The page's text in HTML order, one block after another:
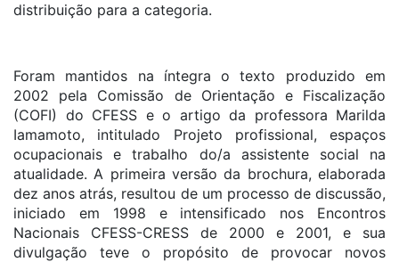
distribuição para a categoria.
Foram mantidos na íntegra o texto produzido em
2002 pela Comissão de Orientação e Fiscalização
(COFI) do CFESS e o artigo da professora Marilda
Iamamoto, intitulado Projeto profissional, espaços
ocupacionais e trabalho do/a assistente social na
atualidade. A primeira versão da brochura, elaborada
dez anos atrás, resultou de um processo de discussão,
iniciado em 1998 e intensificado nos Encontros
Nacionais CFESS-CRESS de 2000 e 2001, e sua
divulgação teve o propósito de provocar novos